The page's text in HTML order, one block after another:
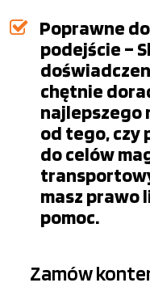
Poprawne
podejście –
chętnie
najlepszego
od tego, czy
do celów
masz prawo
pomoc.
Zamów